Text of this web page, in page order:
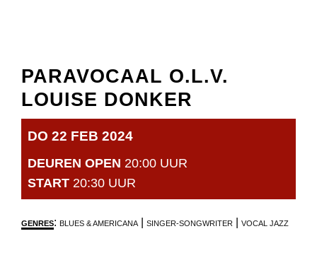
PARAVOCAAL O.L.V.
LOUISE DONKER
DO 22 FEB 2024
DEUREN OPEN 20:00 UUR
START 20:30 UUR
GENRES: BLUES & AMERICANA SINGER-SONGWRITER VOCAL JAZZ